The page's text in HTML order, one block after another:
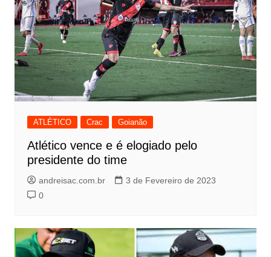
ATLÉTICO Crac Goianão
Atlético vence e é elogiado pelo
presidente do time
andreisac.com.br
3 de Fevereiro de 2023
0